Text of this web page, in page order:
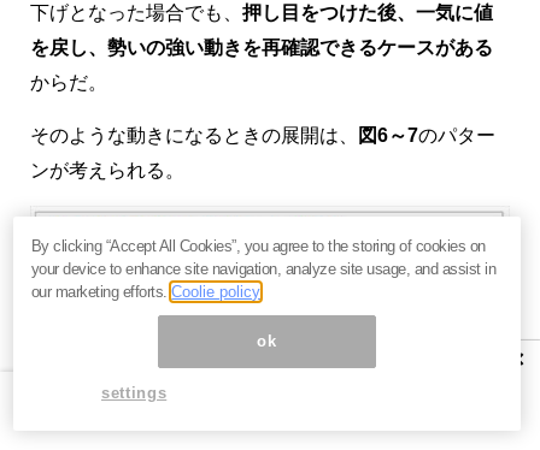
下げとなった場合でも、 押し目をつけた後、一気に値
を戻し、勢いの強い動きを再確認できるケースがある
からだ。
そのような動きになるときの展開は、 図6～7のパター
ンが考えられる。
×
By clicking “Accept All Cookies”, you agree to the storing of cookies on
your device to enhance site navigation, analyze site usage, and assist in
our marketing efforts.Coolie policy
ok
settings